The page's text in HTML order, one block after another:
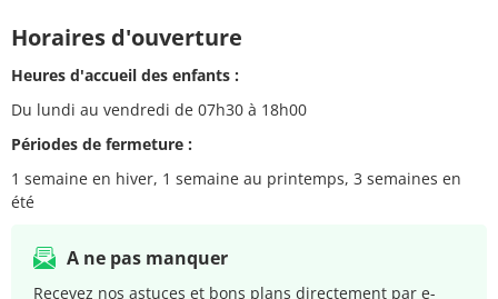
Horaires d'ouverture
Heures d'accueil des enfants :
Du lundi au vendredi de 07h30 à 18h00
Périodes de fermeture :
1 semaine en hiver, 1 semaine au printemps, 3 semaines en
été
A ne pas manquer
Recevez nos astuces et bons plans directement par e-